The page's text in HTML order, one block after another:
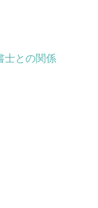
士との関係